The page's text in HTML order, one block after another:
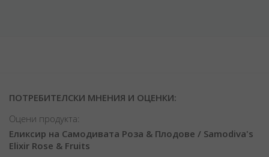
ПОТРЕБИТЕЛСКИ МНЕНИЯ И ОЦЕНКИ:
Оцени продукта:
Еликсир на Самодивата Роза & Плодове / Samodiva's
Elixir Rose & Fruits